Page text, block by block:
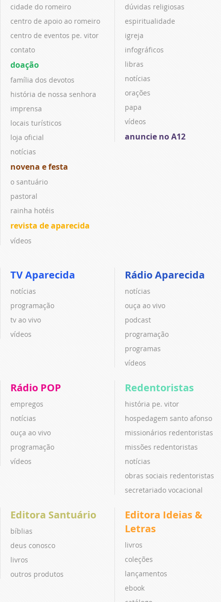
cidade do romeiro
centro de apoio ao romeiro
centro de eventos pe. vitor
contato
doação
família dos devotos
história de nossa senhora
imprensa
locais turísticos
loja oficial
notícias
novena e festa
o santuário
pastoral
rainha hotéis
revista de aparecida
vídeos
dúvidas religiosas
espiritualidade
igreja
infográficos
libras
notícias
orações
papa
vídeos
anuncie no A12
TV Aparecida
notícias
programação
tv ao vivo
vídeos
Rádio Aparecida
notícias
ouça ao vivo
podcast
programação
programas
vídeos
Rádio POP
empregos
notícias
ouça ao vivo
programação
vídeos
Redentoristas
história pe. vitor
hospedagem santo afonso
missionários redentoristas
missões redentoristas
notícias
obras sociais redentoristas
secretariado vocacional
Editora Santuário
bíblias
deus conosco
livros
outros produtos
Editora Ideias &
Letras
livros
coleções
lançamentos
ebook